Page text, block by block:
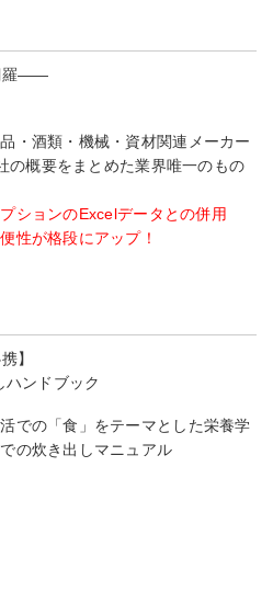
羅――
・酒類・機械・資材関連メーカー
の概要をまとめた業界唯一のもの
ションのExcelデータとの併用
性が格段にアップ！
】
ンドブック
での「食」をテーマとした栄養学
の炊き出しマニュアル